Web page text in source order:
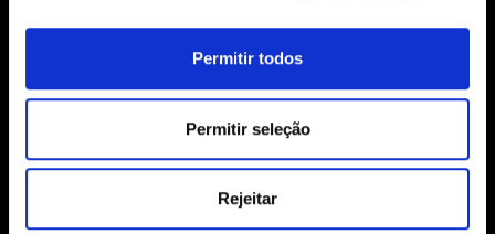
Permitir todos
Permitir seleção
Rejeitar
SIME
Sobre Nós
Produtos
Contactos